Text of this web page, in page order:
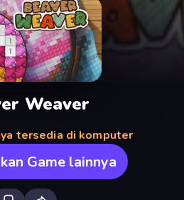
Weaver
tersedia di komputer
Game lainnya